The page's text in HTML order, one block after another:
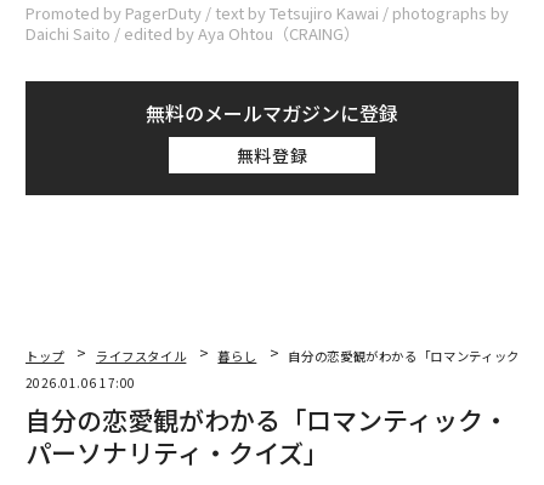
Promoted by PagerDuty / text by Tetsujiro Kawai / photographs by
Daichi Saito / edited by Aya Ohtou（CRAING）
無料のメールマガジンに登録
無料登録
トップ ライフスタイル 暮らし
自分の恋愛観がわかる「ロマンティック・
2026.01.06 17:00
自分の恋愛観がわかる「ロマンティック・
パーソナリティ・クイズ」